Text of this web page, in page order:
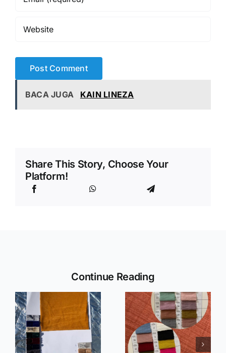
BACA JUGA KAIN LINEZA
Share This Story, Choose Your
Platform!
Continue Reading